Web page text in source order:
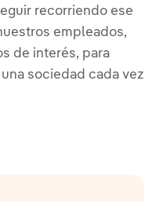
recorriendo ese
empleados,
de interés, para
sociedad cada vez